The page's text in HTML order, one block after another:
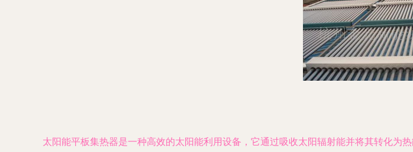
太阳能平板集热器是一种高效的太阳能利用设备，它通过吸收太阳辐射能并将其转化